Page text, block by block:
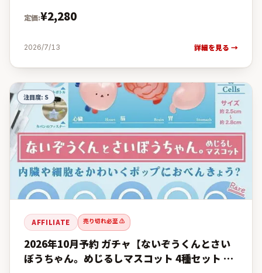
ャの予約・購入完全
定価:¥2,280
2026/7/13 詳細を見る →
注目度: S
AFFILIATE 売り切れ必至 ⚠️
2026年10月予約 ガチャ【ないぞうくんとさい
ぼうちゃん。めじるしマスコット 4種セット カ